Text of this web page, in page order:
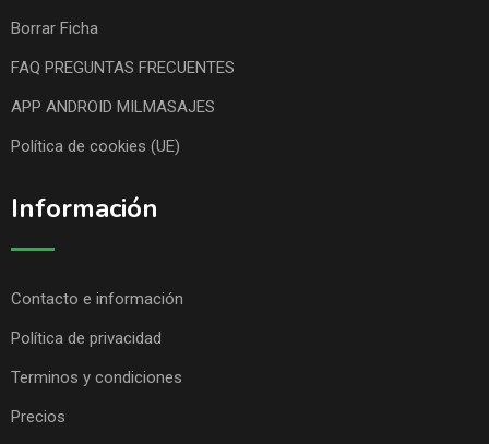
Borrar Ficha
FAQ PREGUNTAS FRECUENTES
APP ANDROID MILMASAJES
Política de cookies (UE)
Información
Contacto e información
Política de privacidad
Terminos y condiciones
Precios